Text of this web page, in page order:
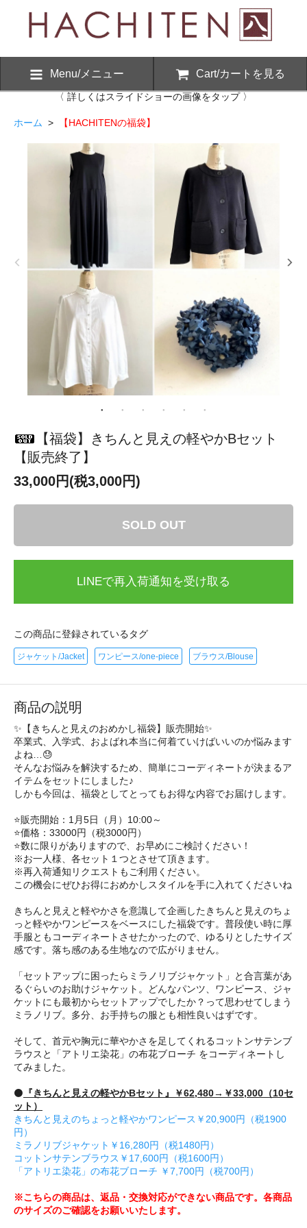
Menu/メニュー Cart/カートを見る
〈 詳しくはスライドショーの画像をタップ 〉
ホーム > 【HACHITENの福袋】
【福袋】きちんと見えの軽やかBセット
【販売終了】
33,000円(税3,000円)
SOLD OUT
LINEで再入荷通知を受け取る
この商品に登録されているタグ
ジャケット/Jacket ワンピース/one-piece ブラウス/Blouse
商品の説明
✨【きちんと見えのおめかし福袋】販売開始✨
卒業式、入学式、およばれ本当に何着ていけばいいのか悩みます
よね…😓
そんなお悩みを解決するため、簡単にコーディネートが決まるア
イテムをセットにしました♪
しかも今回は、福袋としてとってもお得な内容でお届けします。
⭐️販売開始：1月5日（月）10:00～
⭐️価格：33000円（税3000円）
⭐️数に限りがありますので、お早めにご検討ください！
※お一人様、各セット１つとさせて頂きます。
※再入荷通知リクエストもご利用ください。
この機会にぜひお得におめかしスタイルを手に入れてくださいね
きちんと見えと軽やかさを意識して企画したきちんと見えのちょ
っと軽やかワンピースをベースにした福袋です。普段使い時に厚
手服ともコーディネートさせたかったので、ゆるりとしたサイズ
感です。落ち感のある生地なので広がりません。
「セットアップに困ったらミラノリブジャケット」と合言葉があ
るぐらいのお助けジャケット。どんなパンツ、ワンピース、ジャ
ケットにも最初からセットアップでしたか？って思わせてしまう
ミラノリブ。多分、お手持ちの服とも相性良いはずです。
そして、首元や胸元に華やかさを足してくれるコットンサテンブ
ラウスと「アトリエ染花」の布花ブローチ をコーディネートし
てみました。
⚫️ 『きちんと見えの軽やかBセット』￥62,480→￥33,000（10セ
ット）
きちんと見えのちょっと軽やかワンピース￥20,900円（税1900
円）
ミラノリブジャケット￥16,280円（税1480円）
コットンサテンブラウス￥17,600円（税1600円）
「アトリエ染花」の布花ブローチ ￥7,700円（税700円）
※こちらの商品は、返品・交換対応ができない商品です。各商品
のサイズのご確認をお願いいたします。